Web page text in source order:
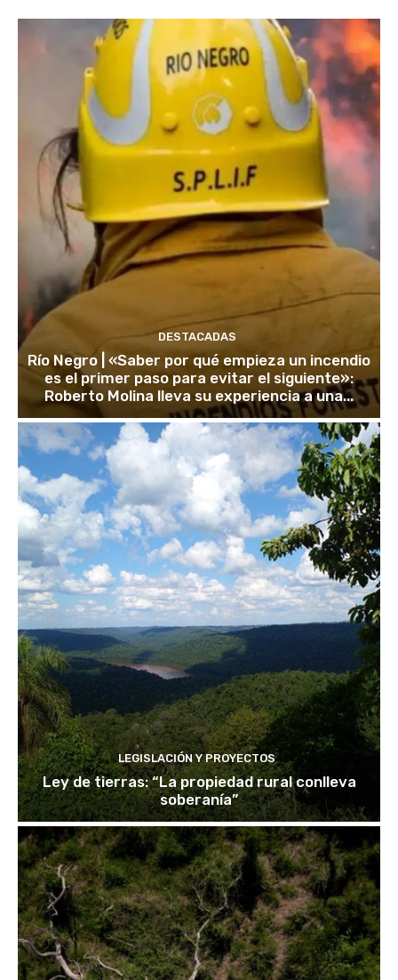
DESTACADAS
Río Negro | «Saber por qué empieza un incendio
es el primer paso para evitar el siguiente»:
Roberto Molina lleva su experiencia a una...
LEGISLACIÓN Y PROYECTOS
Ley de tierras: “La propiedad rural conlleva
soberanía”